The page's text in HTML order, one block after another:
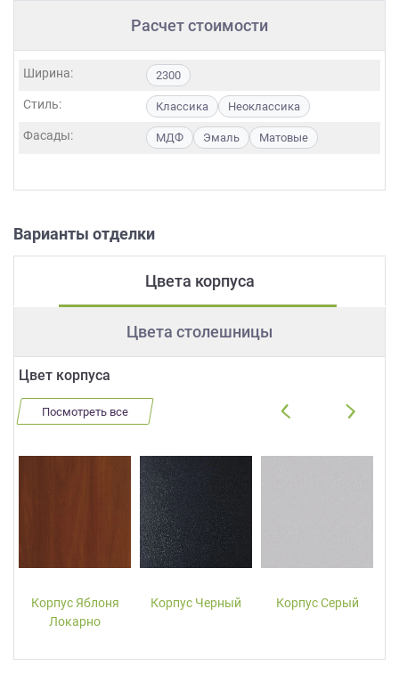
Расчет стоимости
Ширина: 2300
Стиль: Классика Неоклассика
Фасады: МДФ Эмаль Матовые
Варианты отделки
Цвета корпуса
Цвета столешницы
Цвет корпуса
Посмотреть все
Корпус Яблоня
Локарно
Корпус Черный Корпус Серый